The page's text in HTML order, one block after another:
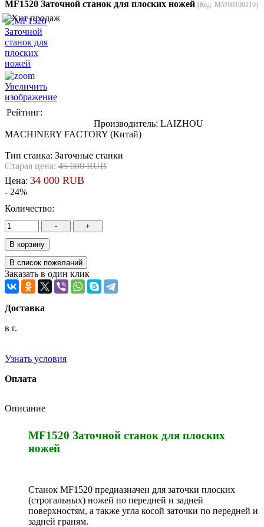
MF1520 Заточной станок для плоских ножей (Код: MM00100110)
Увеличить
изображение
Рейтинг:
Производитель: LAIZHOU
MACHINERY FACTORY (Китай)
Тип станка: Заточные станки
Старая цена: 45 000 RUB
Цена: 34 000 RUB
- 24%
Количество:
Заказать в один клик
Доставка
в г.
Узнать условия
Оплата
Описание
MF1520 Заточной станок для плоских
ножей
Станок MF1520 предназначен для заточки плоских
(строгальных) ножей по передней и задней
поверхностям, а также угла косой заточки по передней и
задней граням.